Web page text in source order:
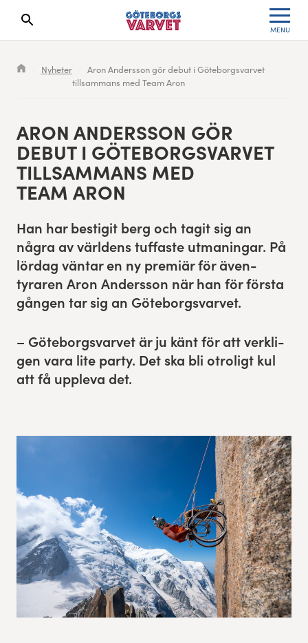
MENU
Search results will show up here
Nyheter
Aron Andersson gör debut i Göteborgsvarvet
tillsammans med Team Aron
ARON ANDER­S­SON GÖR
DEBUT I GÖTE­BORGSVARVET
TILL­SAM­MANS MED
TEAM ARON
Han har bestig­it berg och tag­it sig an
några av världens tuffaste utmaningar. På
lördag vän­tar en ny pre­miär för även­
tyraren Aron Ander­s­son när han för förs­ta
gån­gen tar sig an Göteborgsvarvet.
– Göte­borgsvarvet är ju känt för att verk­li­
gen vara lite par­ty. Det ska bli otroligt kul
att få uppl­e­va det.
Race information
Race Course
Göteborgsvarvet Expo
Follow the race
Run for charity
Göteborgsvarvet Family Area
Sustainability
Stafettvarvet
Minivarvet
Lilla Varvet
Varvetmilen
Results archive